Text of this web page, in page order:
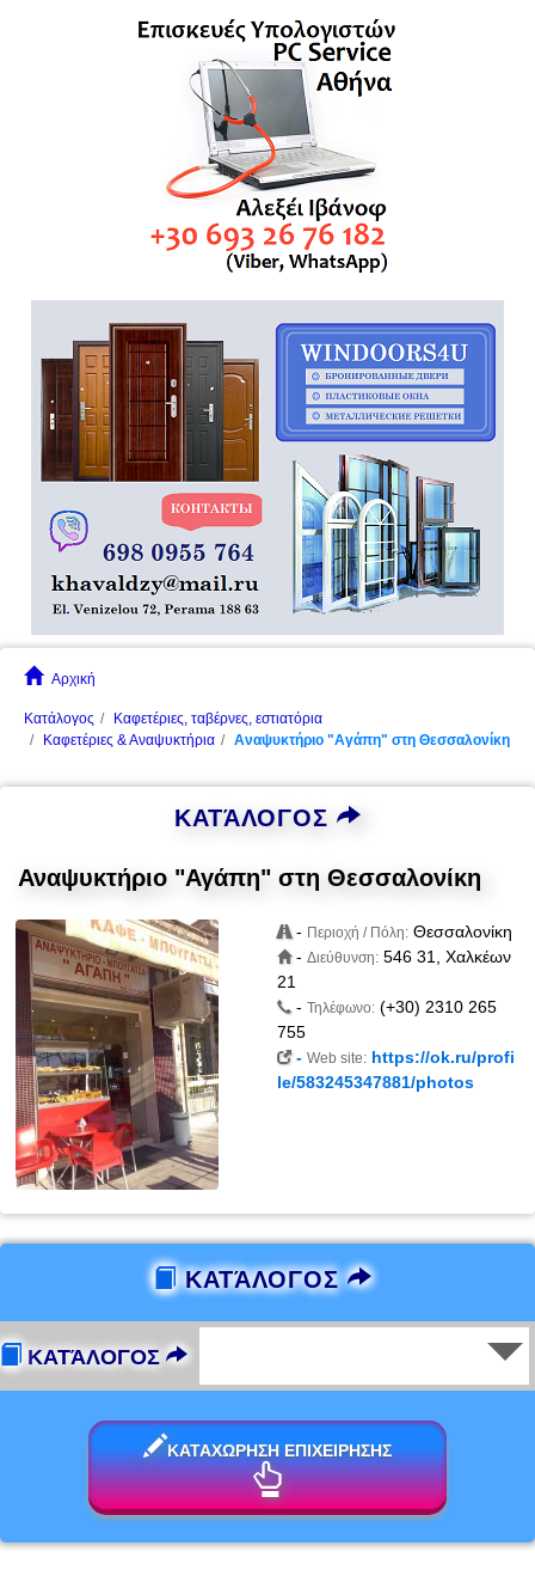
Αρχική
Κατάλογος
Καφετέριες, ταβέρνες, εστιατόρια
Καφετέριες & Αναψυκτήρια
Αναψυκτήριο "Αγάπη" στη Θεσσαλονίκη
ΚΑΤΆΛΟΓΟΣ
Αναψυκτήριο "Αγάπη" στη Θεσσαλονίκη
- Περιοχή / Πόλη: Θεσσαλονίκη
- Διεύθυνση: 546 31, Χαλκέων
21
- Τηλέφωνο: (+30) 2310 265
755
- Web site: https://ok.ru/profi
le/583245347881/photos
ΚΑΤΆΛΟΓΟΣ
ΚΑΤΆΛΟΓΟΣ
ΚΑΤΑΧΩΡΗΣΗ ΕΠΙΧΕΙΡΗΣΗΣ